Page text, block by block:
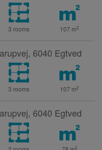
3 rooms 107 m2
6040 Egtved
3 rooms 107 m2
6040 Egtved
2